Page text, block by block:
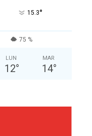
15.3°
75 %
LUN
12°
MAR
14°